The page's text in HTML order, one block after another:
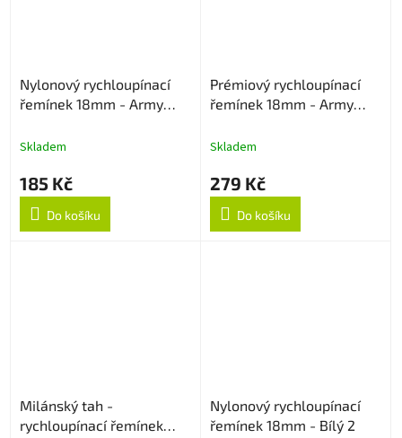
Nylonový rychloupínací
řemínek 18mm - Army
Skladem
185 Kč
Do košíku
Prémiový rychloupínací
řemínek 18mm - Army
Skladem
279 Kč
Do košíku
Milánský tah -
rychloupínací řemínek
Nylonový rychloupínací
řemínek 18mm - Bílý 2